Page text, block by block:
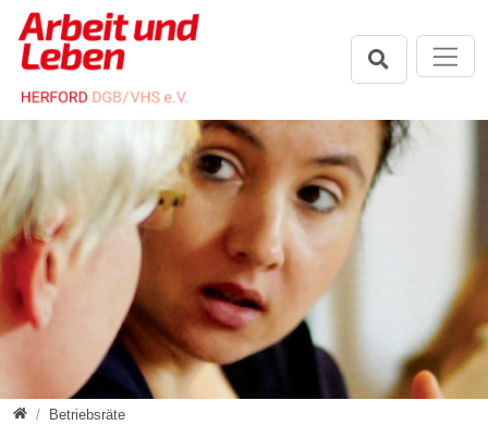
Direkt zur Hauptnavigation springen
Direkt zum Inhalt springen
Seminare
Betriebsräte